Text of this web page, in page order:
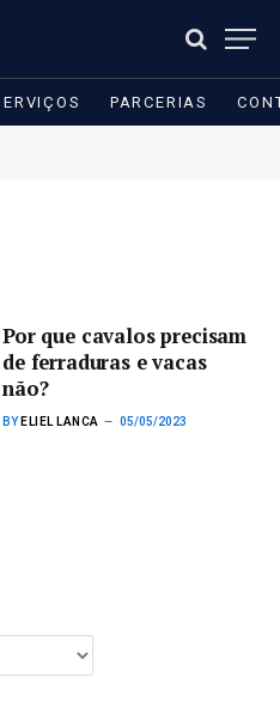
PARCERIAS
Por que cavalos precisam
de ferraduras e vacas
não?
BY ELIEL LANCA 05/05/2023